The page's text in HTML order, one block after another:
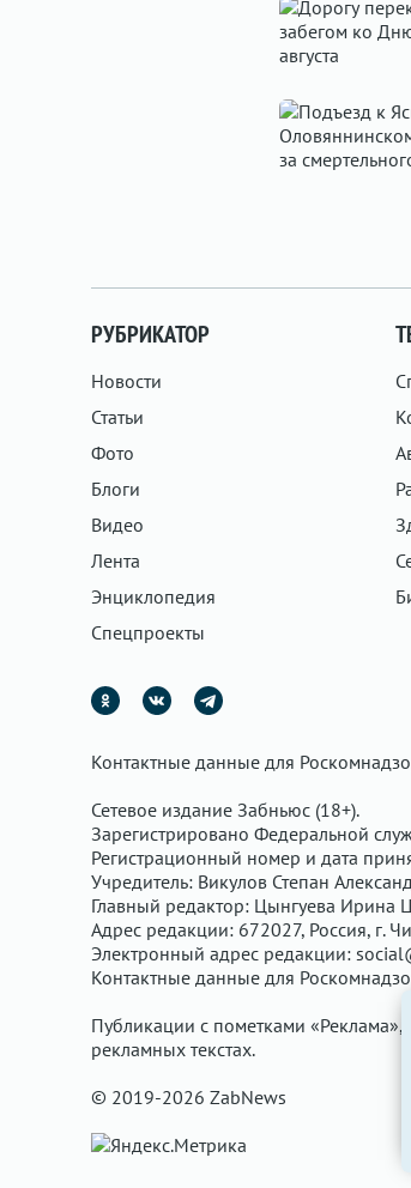
РУБРИКАТОР
Новости
Статьи
Фото
Блоги
Видео
Лента
Энциклопедия
Спецпроекты
Контактные данные для
Сетевое издание Забньюс (18+).
Зарегистрировано Федеральной
Регистрационный номер и дата
Учредитель: Викулов Степан
Главный редактор: Цынгуева
Адрес редакции: 672027, Россия, г.
Электронный адрес редакции:
Контактные данные для
Публикации с пометками
рекламных текстах.
© 2019-2026 ZabNews